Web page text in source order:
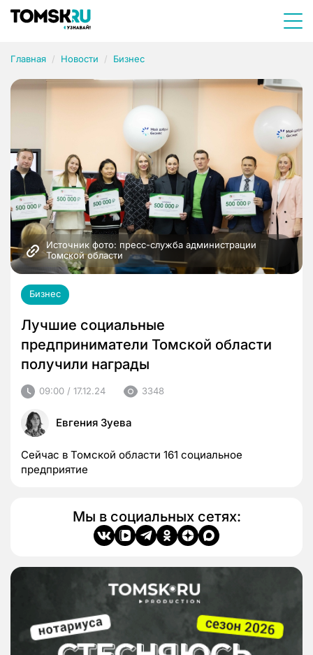
Главная Новости Бизнес
Источник фото: пресс-служба администрации
Томской области
Бизнес
Лучшие социальные
предприниматели Томской области
получили награды
09:00 / 17.12.24 3348
Евгения Зуева
Сейчас в Томской области 161 социальное
предприятие
Мы в социальных сетях: